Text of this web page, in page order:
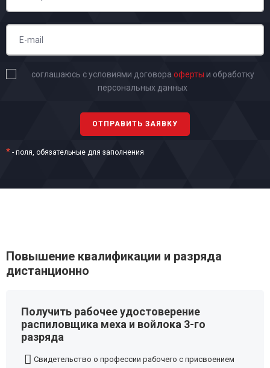
соглашаюсь с условиями договора оферты и обработку
персональных данных
* - поля, обязательные для заполнения
Повышение квалификации и разряда
дистанционно
Получить рабочее удостоверение
распиловщика меха и войлока 3-го
разряда
Свидетельство о профессии рабочего с присвоением